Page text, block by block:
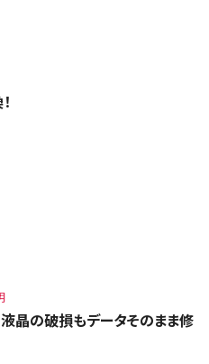
晶の破損もデータそのまま修